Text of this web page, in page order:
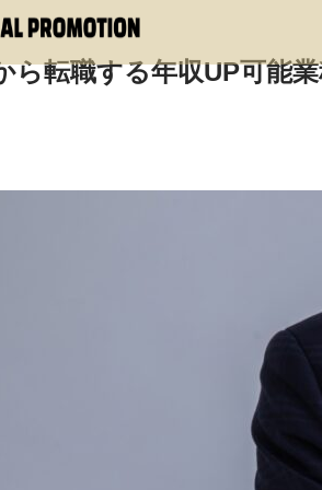
ら転職する年収UP可能